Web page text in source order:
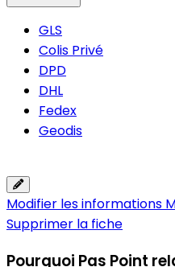
GLS
Colis Privé
DPD
DHL
Fedex
Geodis
Modifier les informations
Supprimer la fiche
Pourquoi Pas Point